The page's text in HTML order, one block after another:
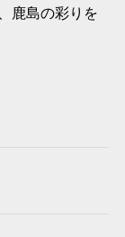
鹿島の彩りを